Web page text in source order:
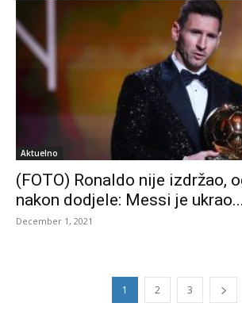
Aktuelno
(FOTO) Ronaldo nije izdržao,
nakon dodjele: Messi je ukrao...
December 1, 2021
1 2 3